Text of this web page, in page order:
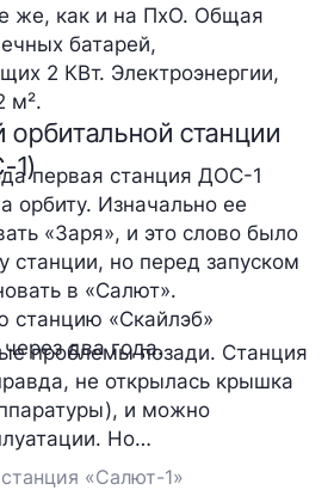
же, как и на ПхО. Общая
батарей,
2 КВт. Электроэнергии,
м².
орбитальной станции
1)первая станция ДОС-1
орбиту. Изначально ее
«Заря», и это слово было
станции, но перед запуском
в «Салют».
станцию «Скайлэб»
через два года.
проблемы позади. Станция
не открылась крышка
и можно
Но…
«Салют-1»